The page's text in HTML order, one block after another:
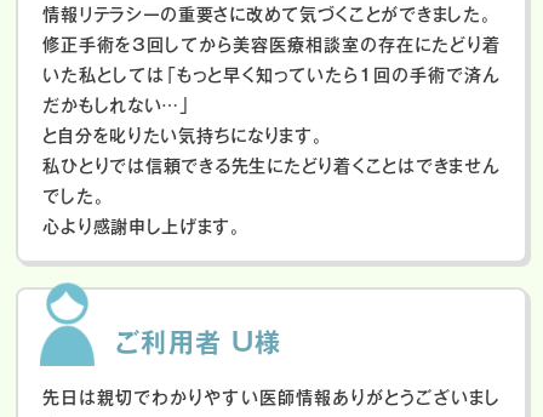
情報リテラシーの重要さに改めて気づくことができました。
修正手術を3回してから美容医療相談室の存在にたどり着
いた私としては「もっと早く知っていたら1回の手術で済ん
だかもしれない…」
と自分を叱りたい気持ちになります。
私ひとりでは信頼できる先生にたどり着くことはできません
でした。
心より感謝申し上げます。
ご利用者 U様
先日は親切でわかりやすい医師情報ありがとうございまし